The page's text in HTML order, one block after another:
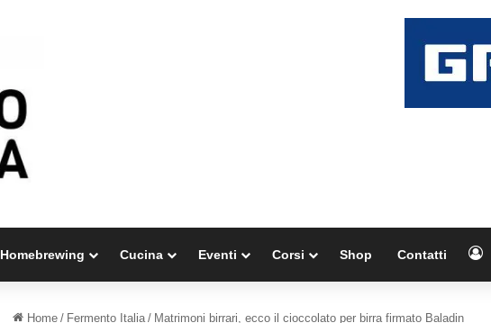
Homebrewing Cucina Eventi Corsi Shop Contatti
Home / Fermento Italia / Matrimoni birrari, ecco il cioccolato per birra firmato Baladin